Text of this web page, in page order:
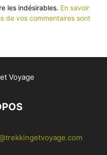
les indésirables. En savoir
de vos commentaires sont